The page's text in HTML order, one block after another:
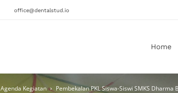
office@dentalstud.io
Home
Agenda Kegiatan Pembekalan PKL Siswa-Siswi SMKS